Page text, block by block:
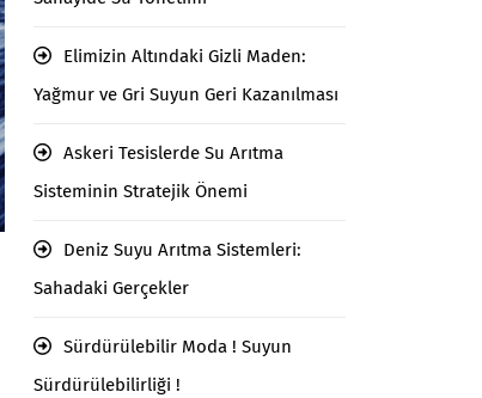
Elimizin Altındaki Gizli Maden:
Yağmur ve Gri Suyun Geri Kazanılması
Askeri Tesislerde Su Arıtma
Sisteminin Stratejik Önemi
Deniz Suyu Arıtma Sistemleri:
Sahadaki Gerçekler
Sürdürülebilir Moda ! Suyun
Sürdürülebilirliği !